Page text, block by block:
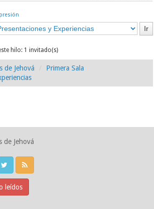
hilo: 1 invitado(s)
de Jehová
Primera Sala
de Jehová
leídos